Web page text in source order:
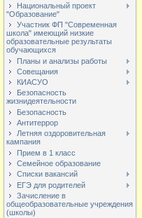
Национальный проект
"Образование"
Участник ФП "Современная
школа" имеющий низкие
образовательные результаты
обучающихся
Планы и анализы работы
Совещания
КИАСУО
Безопасность
жизнидеятельности
Безопасность
Антитеррор
Летняя оздоровительная
кампания
Прием в 1 класс
Семейное образование
Списки вакансий
ЕГЭ для родителей
Зачисление в
общеобразовательные учреждения
(школы)